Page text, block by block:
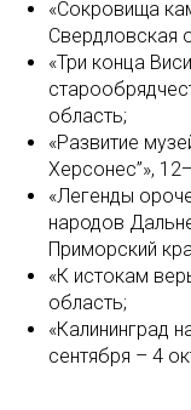
«Сокровища
Свердловская
«Три конца
область;
«Развитие
Херсонес”»,
«Легенды
народов
Приморский
«К истокам
область;
«Калининград
сентября – 4